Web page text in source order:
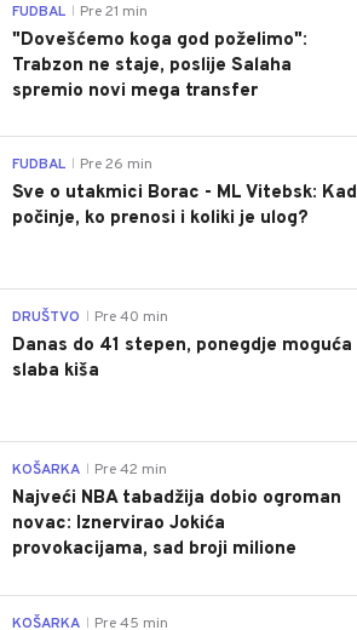
FUDBAL Pre 21 min
"Dovešćemo koga god poželimo":
Trabzon ne staje, poslije Salaha
spremio novi mega transfer
FUDBAL Pre 26 min
Sve o utakmici Borac - ML Vitebsk: Kad
počinje, ko prenosi i koliki je ulog?
DRUŠTVO Pre 40 min
Danas do 41 stepen, ponegdje moguća
slaba kiša
KOŠARKA Pre 42 min
Najveći NBA tabadžija dobio ogroman
novac: Iznervirao Jokića
provokacijama, sad broji milione
KOŠARKA Pre 45 min